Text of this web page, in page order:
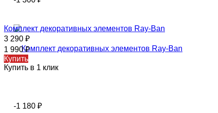
Комплект декоративных элементов Ray-Ban
3 290 ₽
1 990₽
Купить
Купить в 1 клик
-1 180 ₽